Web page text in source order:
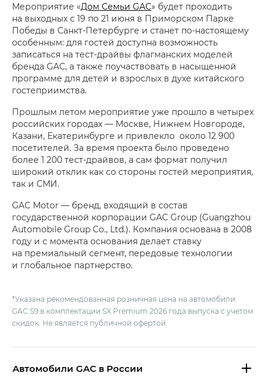
Мероприятие «Дом Семьи GAC» будет проходить
на выходных с 19 по 21 июня в Приморском Парке
Победы в Санкт-Петербурге и станет по-настоящему
особенным: для гостей доступна возможность
записаться на тест-драйвы флагманских моделей
бренда GAC, а также поучаствовать в насыщенной
программе для детей и взрослых в духе китайского
гостеприимства.
Прошлым летом мероприятие уже прошло в четырех
российских городах — Москве, Нижнем Новгороде,
Казани, Екатеринбурге и привлекло около 12 900
посетителей. За время проекта было проведено
более 1 200 тест-драйвов, а сам формат получил
широкий отклик как со стороны гостей мероприятия,
так и СМИ.
GAC Motor — бренд, входящий в состав
государственной корпорации GAC Group (Guangzhou
Automobile Group Co., Ltd.). Компания основана в 2008
году и с момента основания делает ставку
на премиальный сегмент, передовые технологии
и глобальное партнерство.
*Указана рекомендованная розничная цена на автомобили
GAC S9 в комплектации SX Premium 2026 года выпуска с учетом
скидок. Не является публичной офертой.
Aвтомобили GAC в России